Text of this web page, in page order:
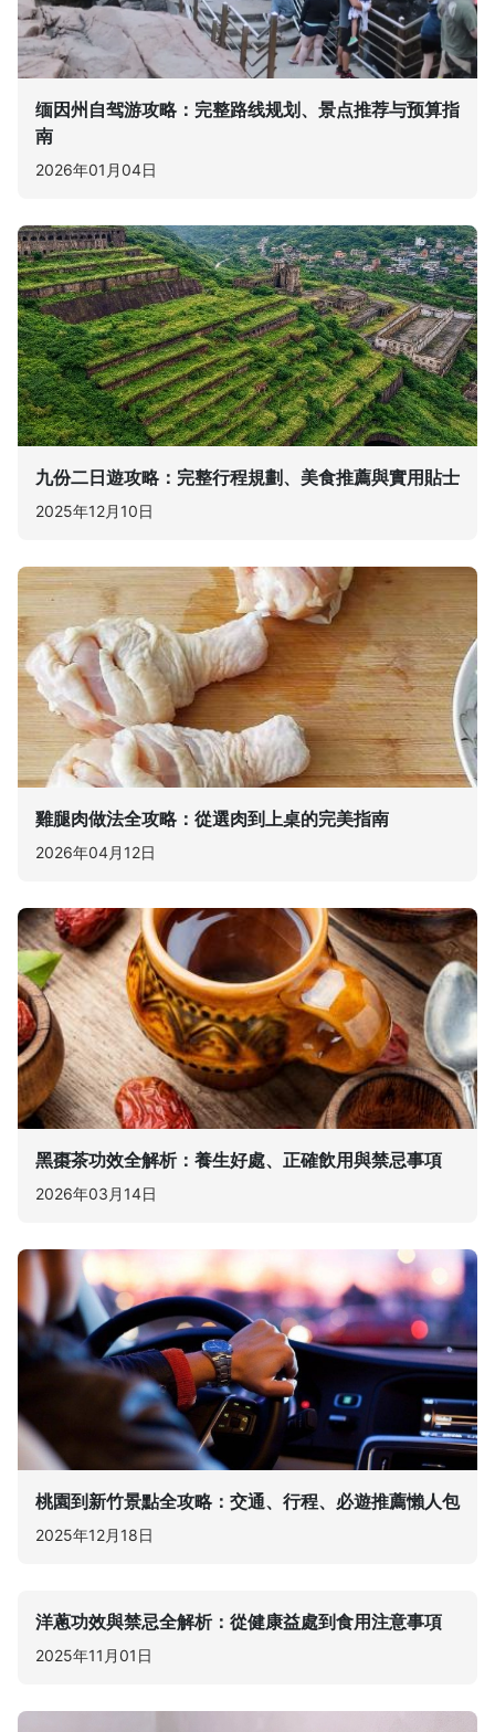
缅因州自驾游攻略：完整路线规划、景点推荐与预算指
南
2026年01月04日
九份二日遊攻略：完整行程規劃、美食推薦與實用貼士
2025年12月10日
雞腿肉做法全攻略：從選肉到上桌的完美指南
2026年04月12日
黑棗茶功效全解析：養生好處、正確飲用與禁忌事項
2026年03月14日
桃園到新竹景點全攻略：交通、行程、必遊推薦懶人包
2025年12月18日
洋蔥功效與禁忌全解析：從健康益處到食用注意事項
2025年11月01日